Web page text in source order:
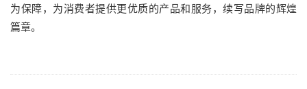
为保障，为消费者提供更优质的产品和服务，续写品牌的辉煌
篇章。